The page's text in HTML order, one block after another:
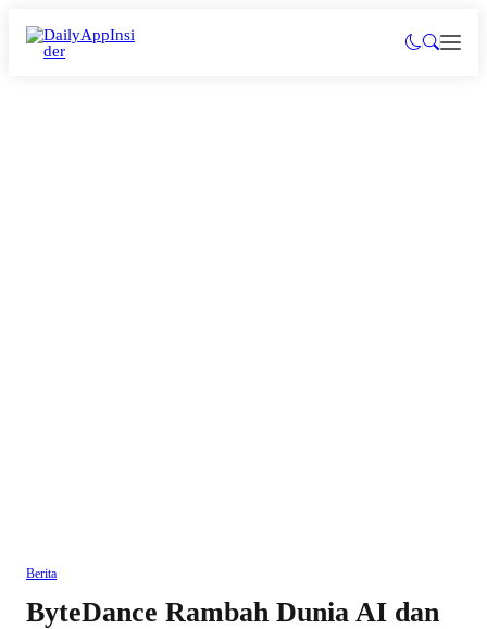
Berita
ByteDance Rambah Dunia AI dan